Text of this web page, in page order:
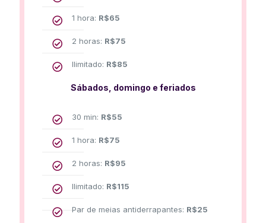
1 hora: R$65
2 horas: R$75
Ilimitado: R$85
Sábados, domingo e feriados
30 min: R$55
1 hora: R$75
2 horas: R$95
Ilimitado: R$115
Par de meias antiderrapantes: R$25